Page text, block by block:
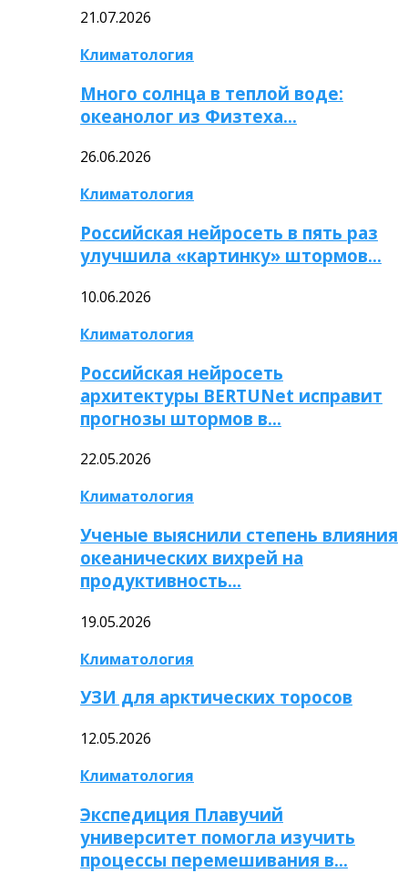
21.07.2026
Климатология
Много солнца в теплой воде:
океанолог из Физтеха…
26.06.2026
Климатология
Российская нейросеть в пять раз
улучшила «картинку» штормов…
10.06.2026
Климатология
Российская нейросеть
архитектуры BERTUNet исправит
прогнозы штормов в…
22.05.2026
Климатология
Ученые выяснили степень влияния
океанических вихрей на
продуктивность…
19.05.2026
Климатология
УЗИ для арктических торосов
12.05.2026
Климатология
Экспедиция Плавучий
университет помогла изучить
процессы перемешивания в…